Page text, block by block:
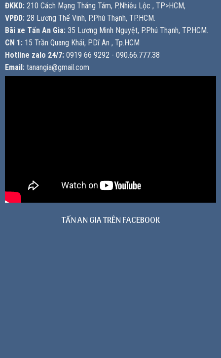
ĐKKD: 210 Cách Mạng Tháng Tám, P.Nhiêu Lộc , TP>HCM,
VPĐD: 28 Lương Thế Vinh, P.Phú Thạnh, TP.HCM.
Bãi xe Tấn An Gia: 35 Lương Minh Nguyệt, P.Phú Thạnh, TP.HCM.
CN 1: 15 Trần Quang Khải, P.Dĩ An , Tp.HCM
Hotline zalo 24/7: 0919 66 9292 - 090.66.777.38
Email: tanangia@gmail.com
TẤN AN GIA TRÊN FACEBOOK